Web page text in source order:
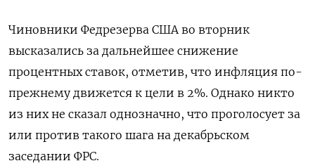
Чиновники Федрезерва США во вторник
высказались за дальнейшее снижение
процентных ставок, отметив, что инфляция по-
прежнему движется к цели в 2%. Однако никто
из них не сказал однозначно, что проголосует за
или против такого шага на декабрьском
заседании ФРС.